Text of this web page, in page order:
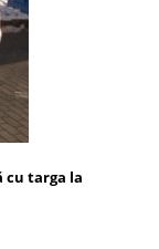
cu targa la